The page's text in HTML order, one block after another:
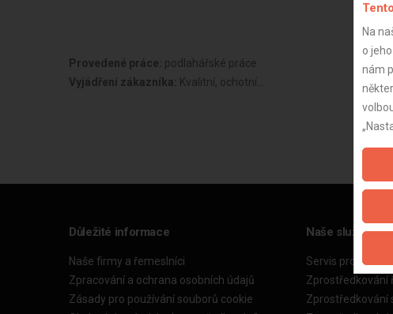
Provedené práce: podlahářské práce
Vyjádření zákazníka: Kvalitní, ochotní...
Důležité informace
Naše firmy a řemeslníci
Zpracování a ochrana osobních údajů
Zásady pro používání souborů cookie
Naše služby
Servis pro
Zprostředkování
Zprostředkování
Na
o
nám